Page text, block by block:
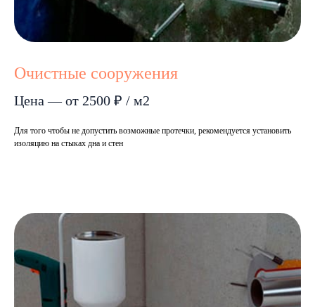
Очистные сооружения
Цена — от 2500 ₽ / м2
Для того чтобы не допустить возможные протечки, рекомендуется установить
изоляцию на стыках дна и стен